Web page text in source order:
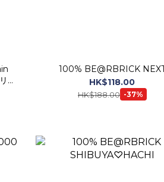
ッ
100% BE@RBRICK
HK$118.00
HK$188.00 -37%